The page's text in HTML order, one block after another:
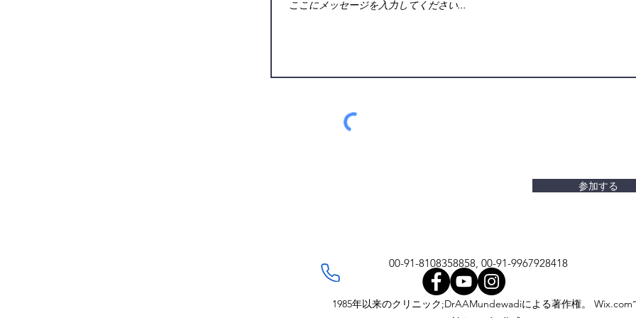
参加する
00-91-8108358858, 00-91-9967928418
1985年以来のクリニック;DrAAMundewadiによる著作権。 Wix.com